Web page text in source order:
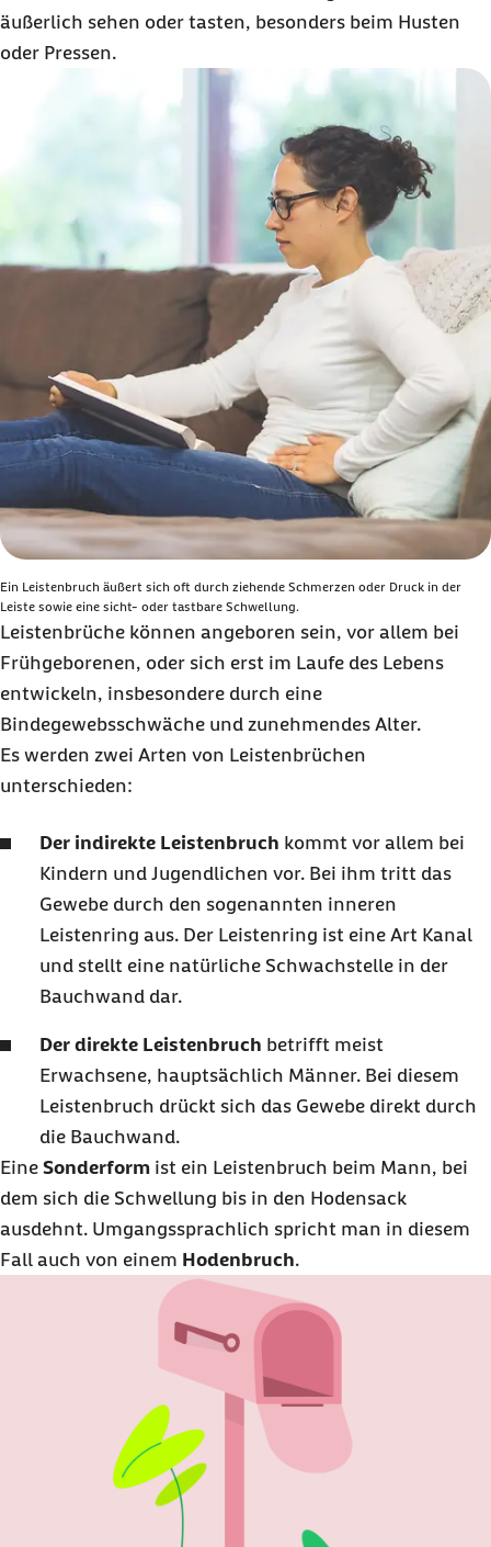
äußerlich sehen oder tasten, besonders beim Husten
oder Pressen.
Ein Leistenbruch äußert sich oft durch ziehende Schmerzen oder Druck in der
Leiste sowie eine sicht- oder tastbare Schwellung.
Leistenbrüche können angeboren sein, vor allem bei
Frühgeborenen, oder sich erst im Laufe des Lebens
entwickeln, insbesondere durch eine
Bindegewebsschwäche und zunehmendes Alter.
Es werden zwei Arten von Leistenbrüchen
unterschieden:
Der indirekte Leistenbruch kommt vor allem bei
Kindern und Jugendlichen vor. Bei ihm tritt das
Gewebe durch den sogenannten inneren
Leistenring aus. Der Leistenring ist eine Art Kanal
und stellt eine natürliche Schwachstelle in der
Bauchwand dar.
Der direkte Leistenbruch betrifft meist
Erwachsene, hauptsächlich Männer. Bei diesem
Leistenbruch drückt sich das Gewebe direkt durch
die Bauchwand.
Eine Sonderform ist ein Leistenbruch beim Mann, bei
dem sich die Schwellung bis in den Hodensack
ausdehnt. Umgangssprachlich spricht man in diesem
Fall auch von einem Hodenbruch.